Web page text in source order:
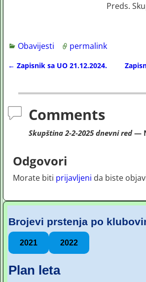
Preds.
Obavijesti permalink
← Zapisnik sa UO 21.12.2024.
Comments
Skupština 2-2-2025 dnevni red—
Odgovori
Morate biti prijavljeni da biste
Brojevi prstenja po
2021 2022
Plan leta